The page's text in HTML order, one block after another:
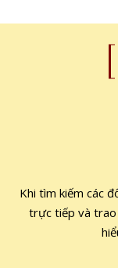
Khi tìm kiếm các
trực tiếp và trao